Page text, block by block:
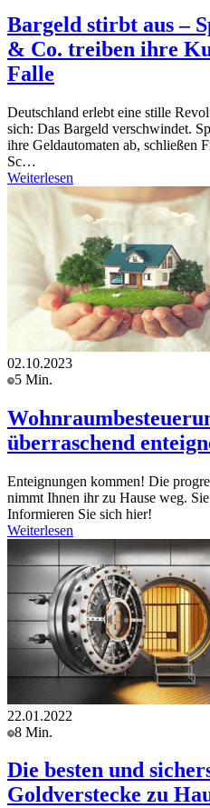
Bargeld stirbt aus –
& Co. treiben ihre
Falle
Deutschland erlebt eine stille
sich: Das Bargeld verschwindet.
ihre Geldautomaten ab, schließen
Sc…
Weiterlesen
02.10.2023
5 Min.
überraschend
Enteignungen kommen! Die
nimmt Ihnen ihr zu Hause weg.
Informieren Sie sich hier!
Weiterlesen
22.01.2022
8 Min.
Die besten und
Goldverstecke zu